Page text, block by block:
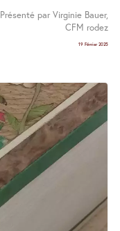
Présenté par Virginie Bauer,
CFM rodez
19 Février 2025